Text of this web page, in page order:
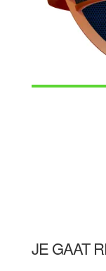
JE GAAT